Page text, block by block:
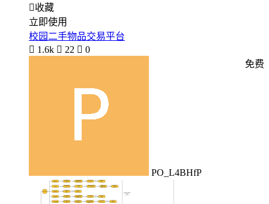
收藏
立即使用
校园二手物品交易平台
 1.6k  22  0
PO_L4BHfP
免费